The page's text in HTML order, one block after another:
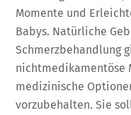
Momente und
Babys. Natürliche
Schmerzbehandlung
nichtmedikamentöse
medizinische
vorzubehalten. Sie